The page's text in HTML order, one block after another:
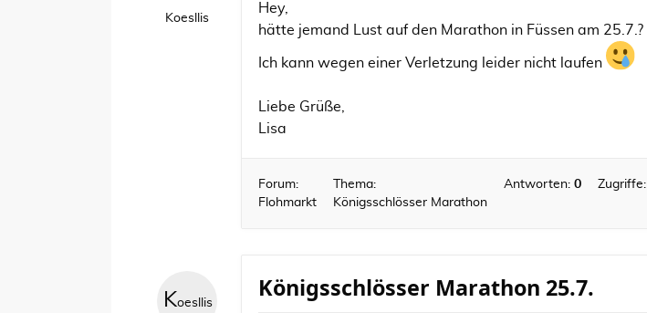
Koesllis
Hey,
hätte jemand Lust auf den Marathon in Füssen am 25.7.?
Ich kann wegen einer Verletzung leider nicht laufen
Liebe Grüße,
Lisa
Forum:
Flohmarkt
Thema:
Königsschlösser Marathon
Antworten: 0 Zugriffe:
Koesllis
Königsschlösser Marathon 25.7.